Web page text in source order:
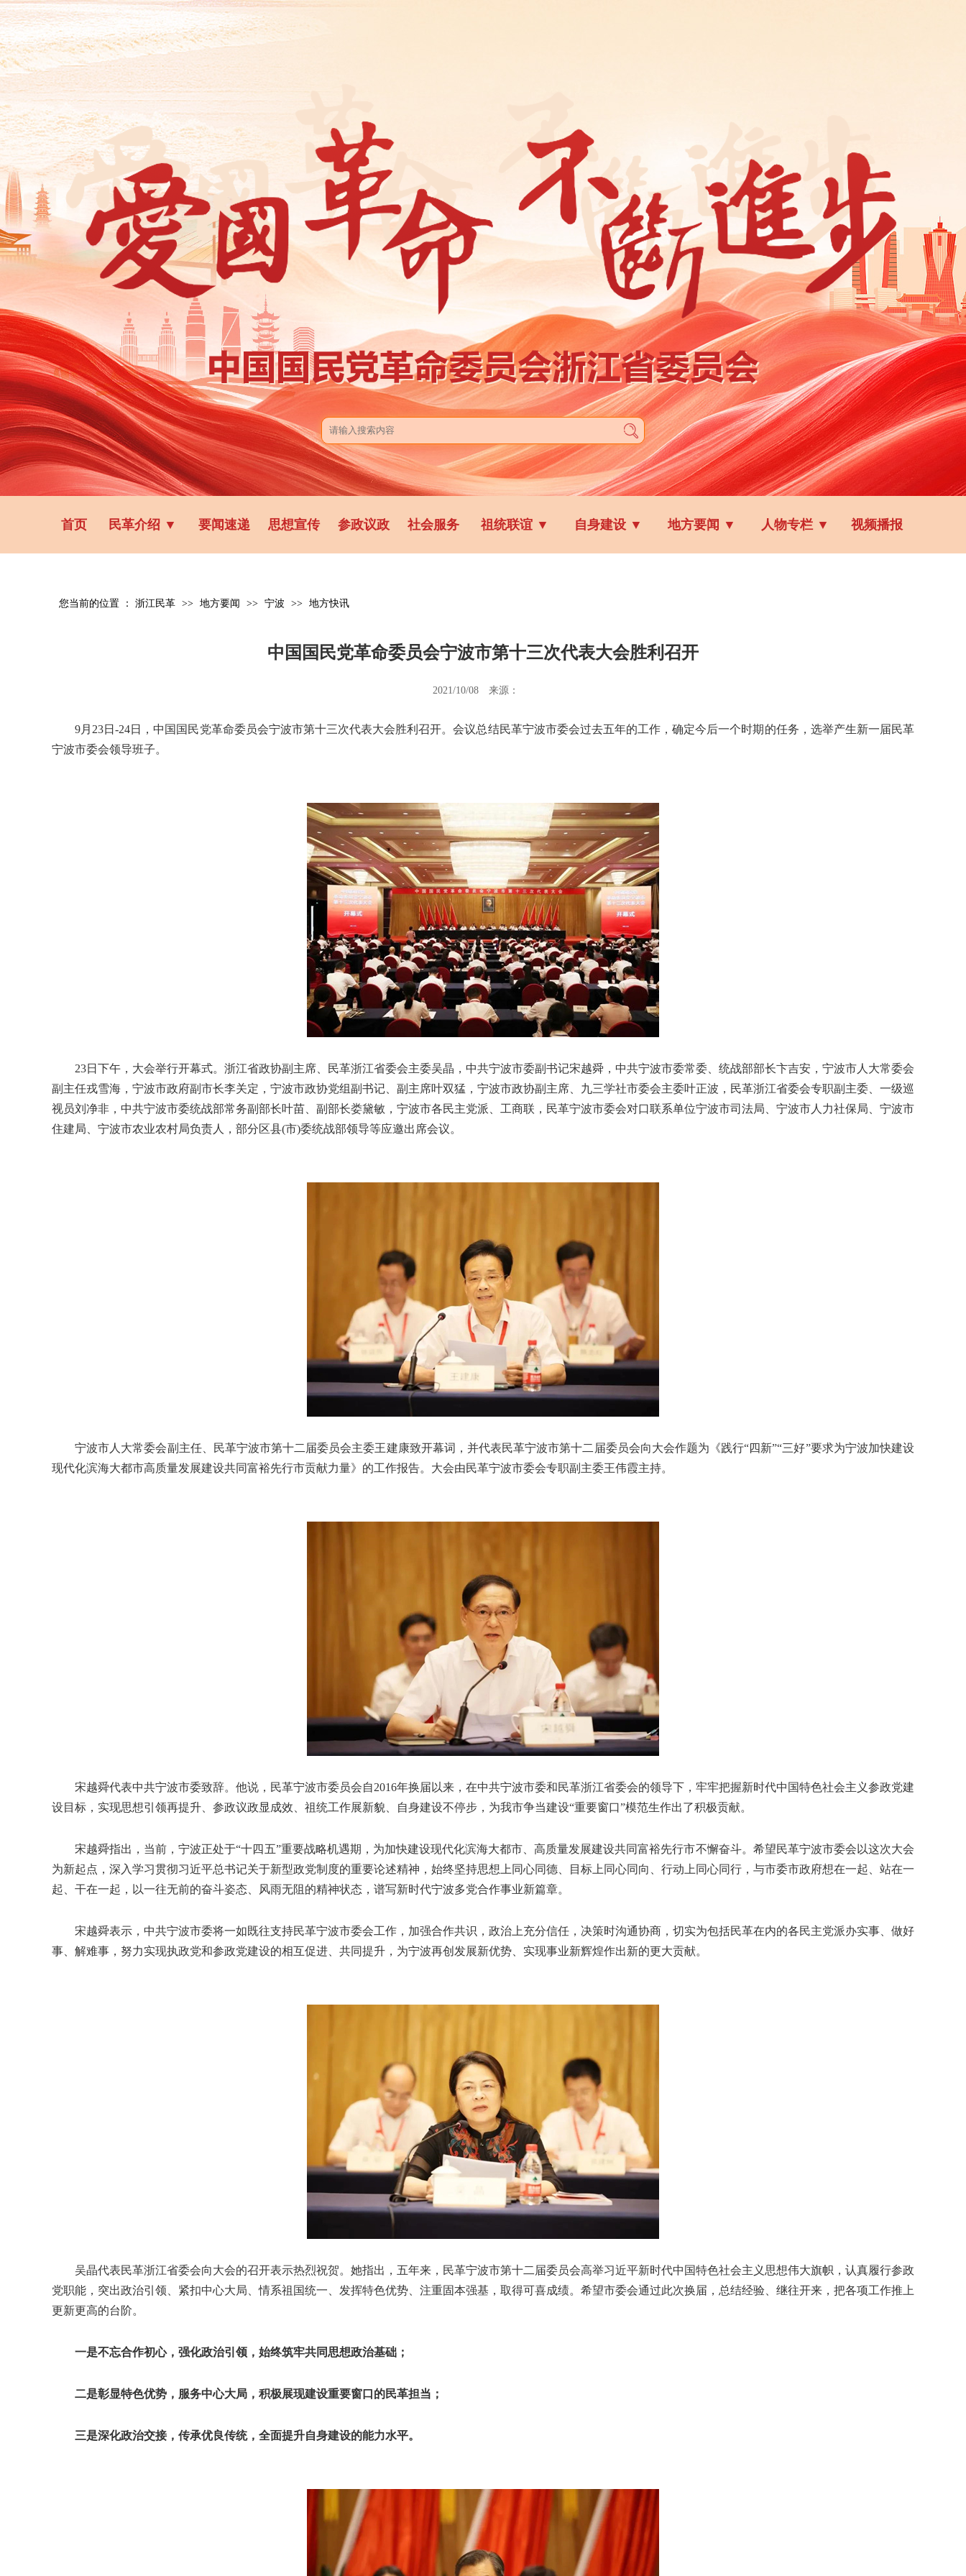
首页 民革介绍 ▼ 要闻速递 思想宣传 参政议政 社会服务 祖统联谊 ▼ 自身建设 ▼ 地方要闻 ▼ 人物专栏 ▼ 视频播报
您当前的位置 ： 浙江民革 >> 地方要闻 >> 宁波 >> 地方快讯
中国国民党革命委员会宁波市第十三次代表大会胜利召开
2021/10/08 来源：
9月23日-24日，中国国民党革命委员会宁波市第十三次代表大会胜利召开。会议总结民革宁波市委会过去五年的工作，确定今后一个时期的任务，选举产生新一届民革
宁波市委会领导班子。
23日下午，大会举行开幕式。浙江省政协副主席、民革浙江省委会主委吴晶，中共宁波市委副书记宋越舜，中共宁波市委常委、统战部部长卞吉安，宁波市人大常委会
副主任戎雪海，宁波市政府副市长李关定，宁波市政协党组副书记、副主席叶双猛，宁波市政协副主席、九三学社市委会主委叶正波，民革浙江省委会专职副主委、一级巡
视员刘净非，中共宁波市委统战部常务副部长叶苗、副部长娄黛敏，宁波市各民主党派、工商联，民革宁波市委会对口联系单位宁波市司法局、宁波市人力社保局、宁波市
住建局、宁波市农业农村局负责人，部分区县(市)委统战部领导等应邀出席会议。
宁波市人大常委会副主任、民革宁波市第十二届委员会主委王建康致开幕词，并代表民革宁波市第十二届委员会向大会作题为《践行“四新”“三好”要求为宁波加快建设
现代化滨海大都市高质量发展建设共同富裕先行市贡献力量》的工作报告。大会由民革宁波市委会专职副主委王伟霞主持。
宋越舜代表中共宁波市委致辞。他说，民革宁波市委员会自2016年换届以来，在中共宁波市委和民革浙江省委会的领导下，牢牢把握新时代中国特色社会主义参政党建
设目标，实现思想引领再提升、参政议政显成效、祖统工作展新貌、自身建设不停步，为我市争当建设“重要窗口”模范生作出了积极贡献。
宋越舜指出，当前，宁波正处于“十四五”重要战略机遇期，为加快建设现代化滨海大都市、高质量发展建设共同富裕先行市不懈奋斗。希望民革宁波市委会以这次大会
为新起点，深入学习贯彻习近平总书记关于新型政党制度的重要论述精神，始终坚持思想上同心同德、目标上同心同向、行动上同心同行，与市委市政府想在一起、站在一
起、干在一起，以一往无前的奋斗姿态、风雨无阻的精神状态，谱写新时代宁波多党合作事业新篇章。
宋越舜表示，中共宁波市委将一如既往支持民革宁波市委会工作，加强合作共识，政治上充分信任，决策时沟通协商，切实为包括民革在内的各民主党派办实事、做好
事、解难事，努力实现执政党和参政党建设的相互促进、共同提升，为宁波再创发展新优势、实现事业新辉煌作出新的更大贡献。
吴晶代表民革浙江省委会向大会的召开表示热烈祝贺。她指出，五年来，民革宁波市第十二届委员会高举习近平新时代中国特色社会主义思想伟大旗帜，认真履行参政
党职能，突出政治引领、紧扣中心大局、情系祖国统一、发挥特色优势、注重固本强基，取得可喜成绩。希望市委会通过此次换届，总结经验、继往开来，把各项工作推上
更新更高的台阶。
一是不忘合作初心，强化政治引领，始终筑牢共同思想政治基础；
二是彰显特色优势，服务中心大局，积极展现建设重要窗口的民革担当；
三是深化政治交接，传承优良传统，全面提升自身建设的能力水平。